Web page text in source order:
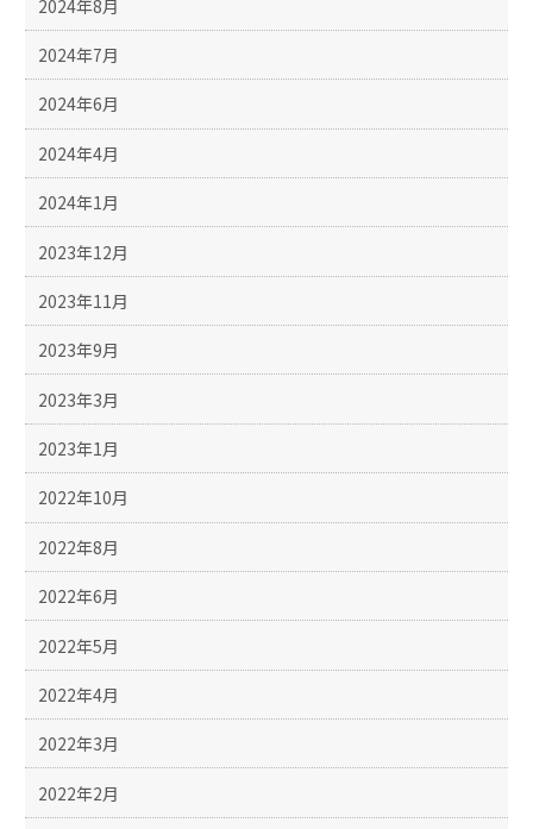
2024年8月
2024年7月
2024年6月
2024年4月
2024年1月
2023年12月
2023年11月
2023年9月
2023年3月
2023年1月
2022年10月
2022年8月
2022年6月
2022年5月
2022年4月
2022年3月
2022年2月